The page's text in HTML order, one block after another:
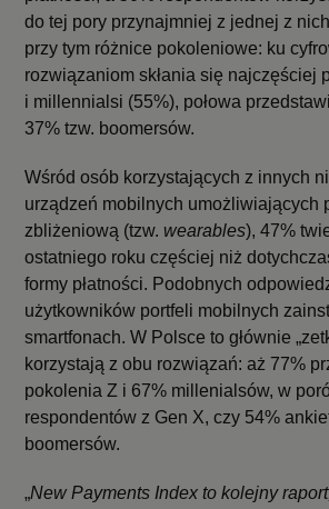
do tej pory przynajmniej z jednej z
przy tym różnice pokoleniowe: ku
rozwiązaniom skłania się najczęściej
i millennialsi (55%), połowa
37% tzw. boomersów.
Wśród osób korzystających z innych
urządzeń mobilnych umożliwiających
zbliżeniową (tzw. wearables), 47%
ostatniego roku częściej niż
formy płatności. Podobnych
użytkowników portfeli mobilnych
smartfonach. W Polsce to głównie
korzystają z obu rozwiązań: aż 77%
pokolenia Z i 67% millenialsów, w
respondentów z Gen X, czy 54%
boomersów.
„New Payments Index to kolejny